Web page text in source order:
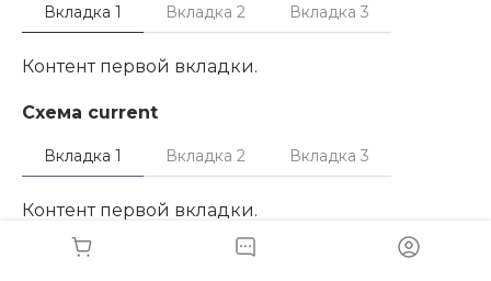
Вкладка 1 Вкладка 2 Вкладка 3
Контент первой вкладки.
Схема current
Вкладка 1 Вкладка 2 Вкладка 3
Контент первой вкладки.
Схема blue